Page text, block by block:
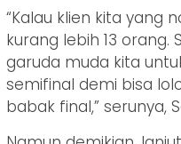
“Kalau klien kita yang
kurang lebih 13
garuda muda kita
semifinal demi bisa
babak final,” serunya,